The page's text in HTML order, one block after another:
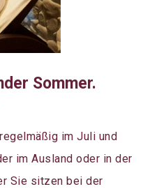
Sommer.
im Juli und
im Ausland oder in der
Sie sitzen bei der